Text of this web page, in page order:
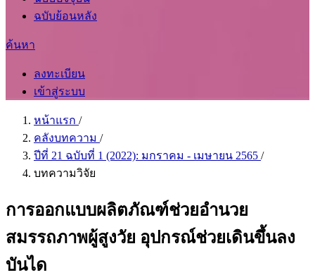
ฉบับย้อนหลัง
ค้นหา
ลงทะเบียน
เข้าสู่ระบบ
หน้าแรก /
คลังบทความ /
ปีที่ 21 ฉบับที่ 1 (2022): มกราคม - เมษายน 2565 /
บทความวิจัย
การออกแบบผลิตภัณฑ์ช่วยอำนวย
สมรรถภาพผู้สูงวัย อุปกรณ์ช่วยเดินขึ้นลง
บันได